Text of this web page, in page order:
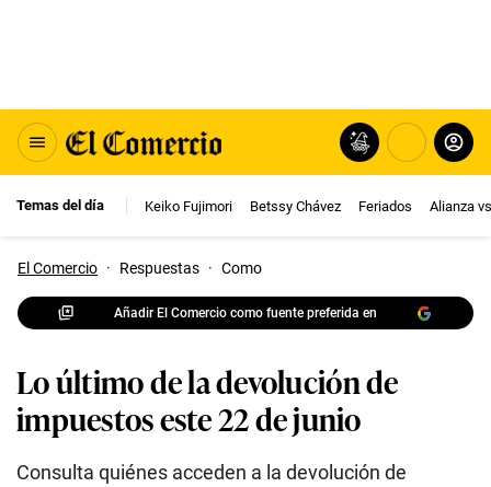
Temas del día Keiko Fujimori Betssy Chávez Feriados Alianza
El Comercio · Respuestas · Como
Añadir El Comercio como fuente preferida en
Lo último de la devolución de
impuestos este 22 de junio
Consulta quiénes acceden a la devolución de